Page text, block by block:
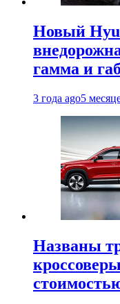
Новый
гамма и
3 года ago5
Названы